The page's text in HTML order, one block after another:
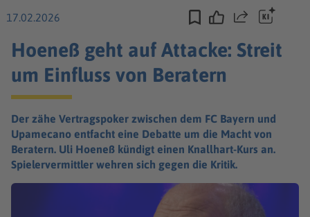
17.02.2026 Teilen
Hoeneß geht auf Attacke: Streit
um Einfluss von Beratern
Der zähe Vertragspoker zwischen dem FC Bayern und
Upamecano entfacht eine Debatte um die Macht von
Beratern. Uli Hoeneß kündigt einen Knallhart-Kurs an.
Spielervermittler wehren sich gegen die Kritik.